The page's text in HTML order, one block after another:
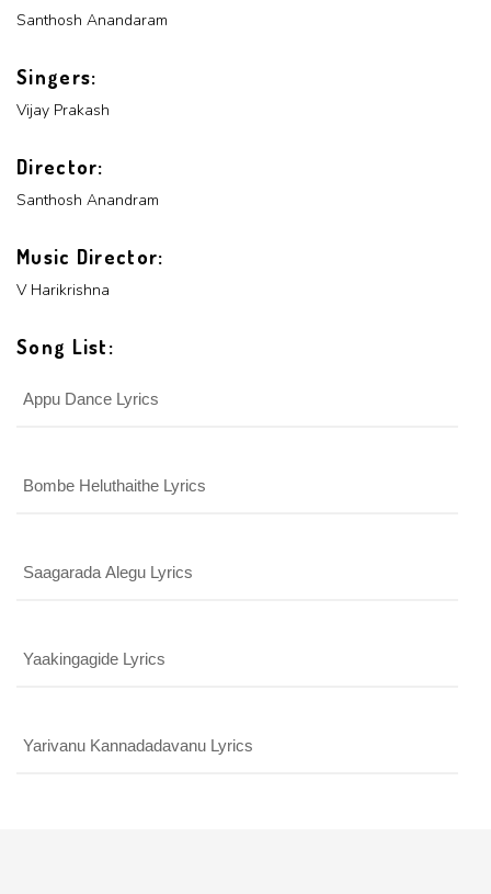
Santhosh Anandaram
Singers:
Vijay Prakash
Director:
Santhosh Anandram
Music Director:
V Harikrishna
Song List:
Appu Dance Lyrics
Bombe Heluthaithe Lyrics
Saagarada Alegu Lyrics
Yaakingagide Lyrics
Yarivanu Kannadadavanu Lyrics